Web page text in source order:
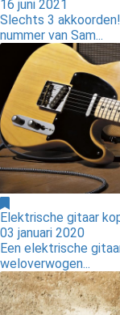
16 juni 2021
Slechts 3
nummer van Sam...
Elektrische gitaar
03 januari 2020
Een elektrische
weloverwogen...